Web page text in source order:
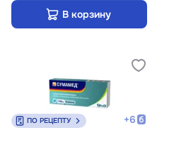
В корзину
ПО РЕЦЕПТУ +6